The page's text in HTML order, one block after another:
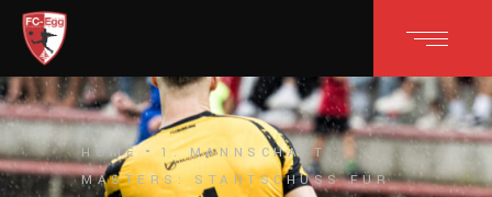
HOME
1. MANNSCHAFT
MASTERS: STARTSCHUSS FÜR